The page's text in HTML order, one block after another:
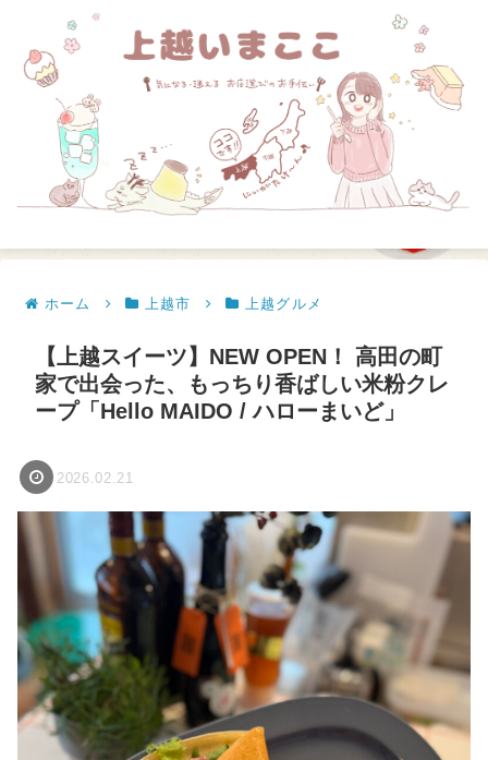
ホーム 上越市 上越グルメ
【上越スイーツ】NEW OPEN！ 高田の町
家で出会った、もっちり香ばしい米粉クレ
ープ「Hello MAIDO / ハローまいど」
2026.02.21